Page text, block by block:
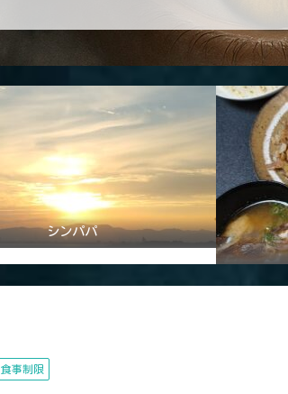
シンパパ
食事制限